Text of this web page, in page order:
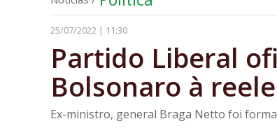
25/07/2022 | 11:30
Partido Liberal
Bolsonaro à
Ex-ministro, general Braga Netto foi